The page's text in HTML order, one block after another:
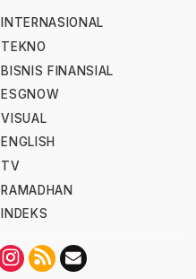
INTERNASIONAL
TEKNO
BISNIS FINANSIAL
ESGNOW
VISUAL
ENGLISH
TV
RAMADHAN
INDEKS